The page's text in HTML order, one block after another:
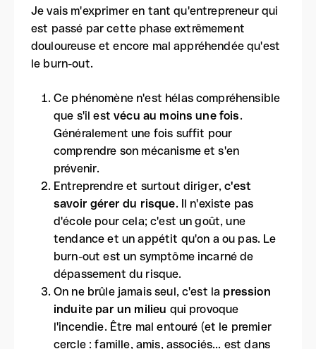
Je vais m'exprimer en tant qu'entrepreneur qui
est passé par cette phase extrêmement
douloureuse et encore mal appréhendée qu'est
le burn-out.
Ce phénomène n'est hélas compréhensible
que s'il estvécu au moins une fois.
Généralement une fois suffit pour
comprendre son mécanisme et s'en
prévenir.
Entreprendre et surtout diriger,c'est
savoir gérer du risque. Il n'existe pas
d'école pour cela; c'est un goût, une
tendance et un appétit qu'on a ou pas. Le
burn-out est un symptôme incarné de
dépassement du risque.
On ne brûle jamais seul, c'est la pression
induite par un milieu qui provoque
l'incendie. Être mal entouré (et le premier
cercle : famille, amis, associés... est dans